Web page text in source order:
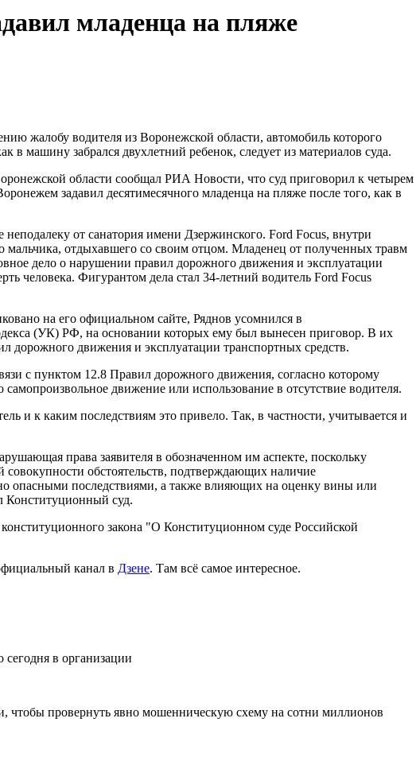
младенца на пляже
жалобу водителя из Воронежской области, автомобиль которого
в машину забрался двухлетний ребенок, следует из материалов суда.
области сообщал РИА Новости, что суд приговорил к четырем
задавил десятимесячного младенца на пляже после того, как в
от санатория имени Дзержинского. Ford Focus, внутри
мальчика, отдыхавшего со своим отцом. Младенец от полученных травм
дело о нарушении правил дорожного движения и эксплуатации
человека. Фигурантом дела стал 34-летний водитель Ford Focus
на его официальном сайте, Ряднов усомнился в
(УК) РФ, на основании которых ему был вынесен приговор. В их
дорожного движения и эксплуатации транспортных средств.
с пунктом 12.8 Правил дорожного движения, согласно которому
движение или использование в отсутствие водителя.
и к каким последствиям это привело. Так, в частности, учитывается и
права заявителя в обозначенном им аспекте, поскольку
совокупности обстоятельств, подтверждающих наличие
опасными последствиями, а также влияющих на оценку вины или
Конституционный суд.
закона "О Конституционном суде Российской
канал в Дзене. Там всё самое интересное.
в организации
чтобы провернуть явно мошенническую схему на сотни миллионов